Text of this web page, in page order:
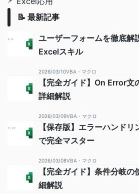
📝 最新記事
ユーザーフォームを徹底解
Excelスキル
2026/03/10VBA・マクロ
【完全ガイド】On Error
詳細解説
2026/03/09VBA・マクロ
【保存版】エラーハンド
で完全マスター
2026/03/08VBA・マクロ
【完全ガイド】条件分岐
細解説